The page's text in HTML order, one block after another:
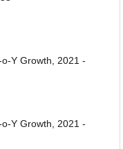
Y Growth, 2021 -
Y Growth, 2021 -